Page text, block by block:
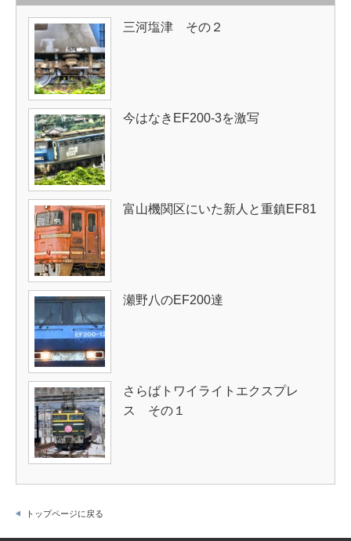
三河塩津 その２
今はなきEF200-3を激写
富山機関区にいた新人と重鎮EF81
瀬野八のEF200達
さらばトワイライトエクスプレ
ス その１
トップページに戻る